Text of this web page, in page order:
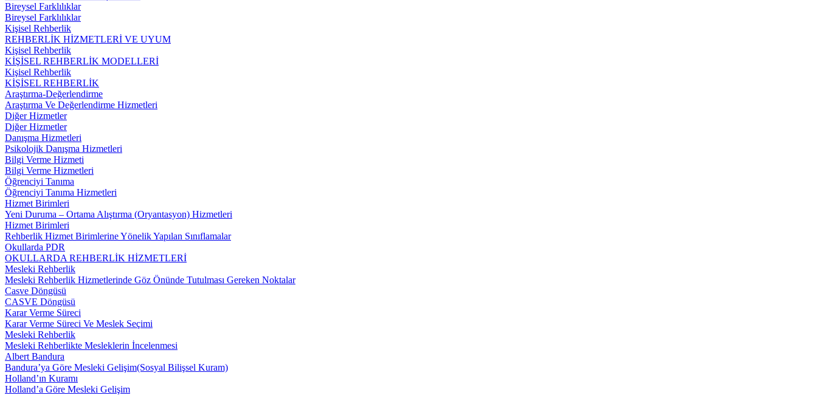
Bireysel Farklılıklar
Bireysel Farklılıklar
Kişisel Rehberlik
REHBERLİK HİZMETLERİ VE UYUM
Kişisel Rehberlik
KİŞİSEL REHBERLİK MODELLERİ
Kişisel Rehberlik
KİŞİSEL REHBERLİK
Araştırma-Değerlendirme
Araştırma Ve Değerlendirme Hizmetleri
Diğer Hizmetler
Diğer Hizmetler
Danışma Hizmetleri
Psikolojik Danışma Hizmetleri
Bilgi Verme Hizmeti
Bilgi Verme Hizmetleri
Öğrenciyi Tanıma
Öğrenciyi Tanıma Hizmetleri
Hizmet Birimleri
Yeni Duruma – Ortama Alıştırma (Oryantasyon) Hizmetleri
Hizmet Birimleri
Rehberlik Hizmet Birimlerine Yönelik Yapılan Sınıflamalar
Okullarda PDR
OKULLARDA REHBERLİK HİZMETLERİ
Mesleki Rehberlik
Mesleki Rehberlik Hizmetlerinde Göz Önünde Tutulması Gereken Noktalar
Casve Döngüsü
CASVE Döngüsü
Karar Verme Süreci
Karar Verme Süreci Ve Meslek Seçimi
Mesleki Rehberlik
Mesleki Rehberlikte Mesleklerin İncelenmesi
Albert Bandura
Bandura’ya Göre Mesleki Gelişim(Sosyal Bilişsel Kuram)
Holland’ın Kuramı
Holland’a Göre Mesleki Gelişim